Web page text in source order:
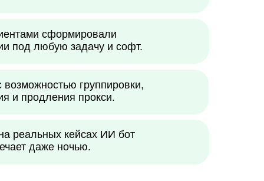
сформировали
под любую задачу и софт.
группировки,
и продления прокси.
реальных кейсах ИИ бот
даже ночью.